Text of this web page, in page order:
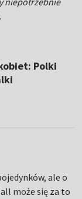
Polki
ale o
może się za to